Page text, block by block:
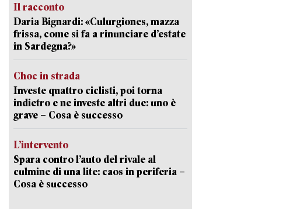
Il racconto
Daria Bignardi: «Culurgiones, mazza
frissa, come si fa a rinunciare d’estate
in Sardegna?»
Choc in strada
Investe quattro ciclisti, poi torna
indietro e ne investe altri due: uno è
grave – Cosa è successo
L’intervento
Spara contro l’auto del rivale al
culmine di una lite: caos in periferia –
Cosa è successo